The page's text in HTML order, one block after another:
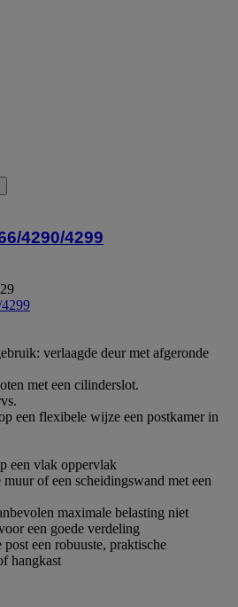
4290/4299
verlaagde deur met afgeronde
met een cilinderslot.
een flexibele wijze een postkamer in
een vlak oppervlak
of een scheidingswand met een
maximale belasting niet
een goede verdeling
een robuuste, praktische
hangkast